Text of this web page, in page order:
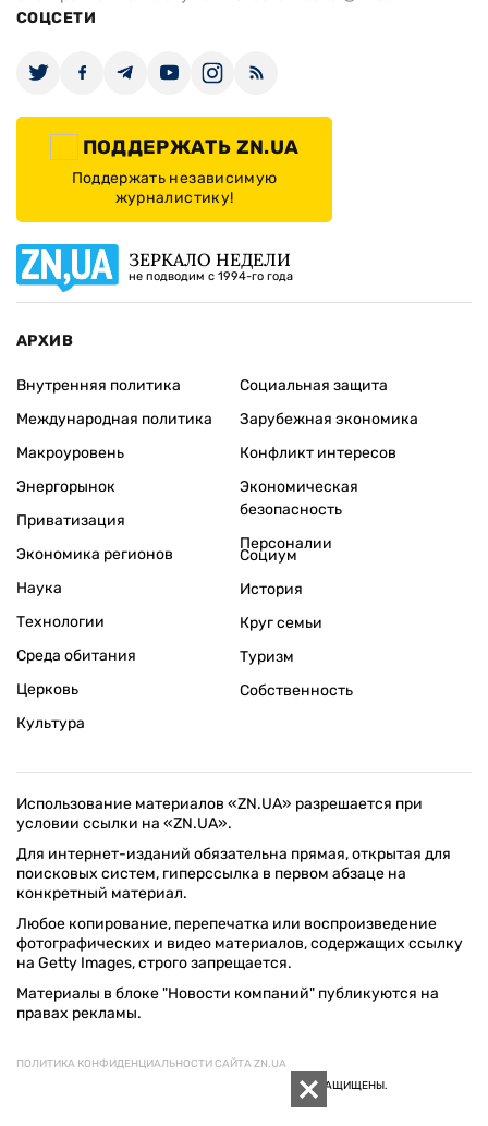
СОЦСЕТИ
ПОДДЕРЖАТЬ ZN.UA
Поддержать независимую
журналистику!
ЗЕРКАЛО НЕДЕЛИ
не подводим с 1994-го года
АРХИВ
Внутренняя политика
Международная политика
Макроуровень
Энергорынок
Приватизация
Экономика регионов
Социальная защита
Зарубежная экономика
Конфликт интересов
Экономическая
безопасность
Персоналии
Наука
Технологии
Среда обитания
Церковь
Культура
Социум
История
Круг семьи
Туризм
Собственность
Использование материалов «ZN.UA» разрешается при
условии ссылки на «ZN.UA».
Для интернет-изданий обязательна прямая, открытая для
поисковых систем, гиперссылка в первом абзаце на
конкретный материал.
Любое копирование, перепечатка или воспроизведение
фотографических и видео материалов, содержащих ссылку
на Getty Images, строго запрещается.
Материалы в блоке "Новости компаний" публикуются на
правах рекламы.
ПОЛИТИКА КОНФИДЕНЦИАЛЬНОСТИ САЙТА ZN.UA
© 1994–2026 «ЗЕРКАЛО НЕДЕЛИ. УКРАИНА». ВСЕ ПРАВА ЗАЩИЩЕНЫ.